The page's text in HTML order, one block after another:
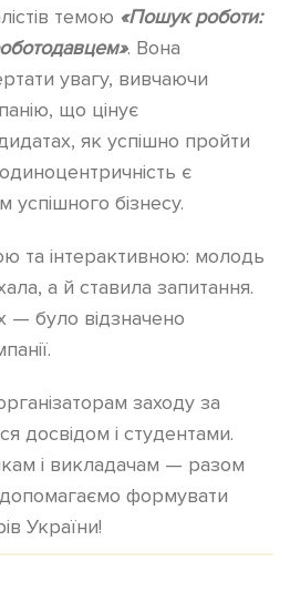
темою «Пошук роботи:
. Вона
увагу, вивчаючи
що цінує
як успішно пройти
є
бізнесу.
та інтерактивною: молодь
а й ставила запитання.
— було відзначено
заходу за
досвідом і студентами.
і викладачам — разом
формувати
України!